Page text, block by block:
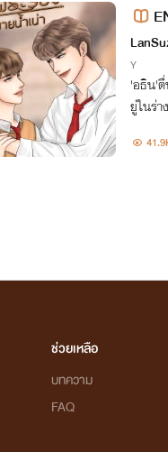
Y
'อธิน'ตื่
ยู่ในร่
บตาลปั
ช่วยเหลือ
บทความ
FAQ